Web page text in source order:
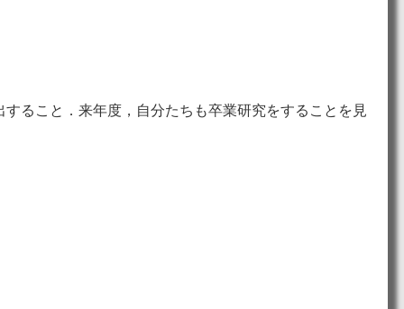
ること．来年度，自分たちも卒業研究をすることを見